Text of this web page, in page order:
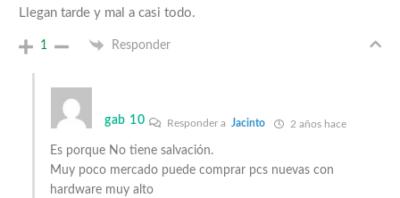
Llegan tarde y mal a casi todo.
1 Responder
gab 10 Responder aJacinto 2 años hace
Es porque No tiene salvación.
Muy poco mercado puede comprar pcs nuevas con
hardware muy alto